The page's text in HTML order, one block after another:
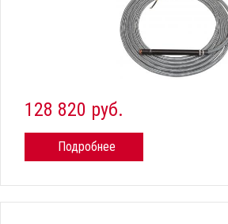
128 820 руб.
Подробнее